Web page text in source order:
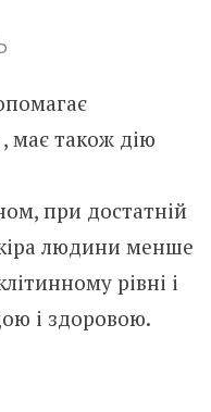
, має також дію
при достатній
людини менше
рівні і
і здоровою.